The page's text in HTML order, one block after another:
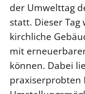
der Umwelttag
statt. Dieser Tag
kirchliche
mit
können. Dabei
praxiserprobten